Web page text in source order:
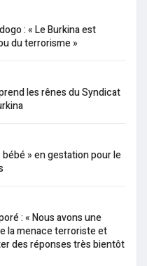
: « Le Burkina est
du terrorisme »
les rênes du Syndicat
bébé » en gestation pour le
: « Nous avons une
la menace terroriste et
des réponses très bientôt